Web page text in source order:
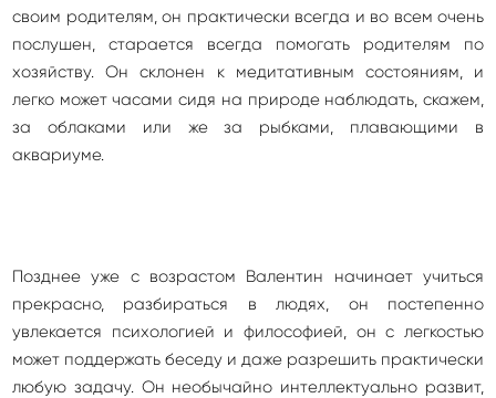
своим родителям, он практически всегда и во всем очень
послушен, старается всегда помогать родителям по
хозяйству. Он склонен к медитативным состояниям, и
легко может часами сидя на природе наблюдать, скажем,
за облаками или же за рыбками, плавающими в
аквариуме.
Позднее уже с возрастом Валентин начинает учиться
прекрасно, разбираться в людях, он постепенно
увлекается психологией и философией, он с легкостью
может поддержать беседу и даже разрешить практически
любую задачу. Он необычайно интеллектуально развит,